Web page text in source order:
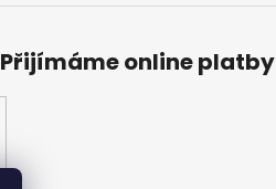
Přijímáme online platby